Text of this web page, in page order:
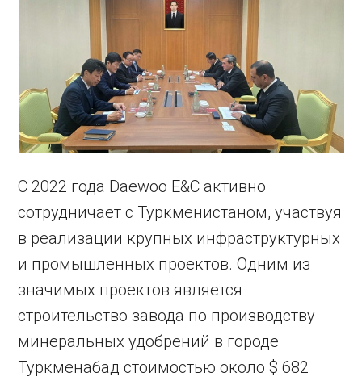
С 2022 года Daewoo E&C активно
сотрудничает с Туркменистаном, участвуя
в реализации крупных инфраструктурных
и промышленных проектов. Одним из
значимых проектов является
строительство завода по производству
минеральных удобрений в городе
Туркменабад стоимостью около $ 682